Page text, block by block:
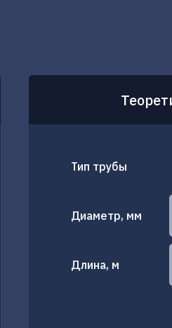
Тип трубы
Диаметр, мм
Длина, м